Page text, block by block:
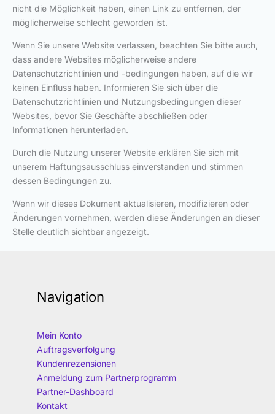
nicht die Möglichkeit haben, einen Link zu entfernen, der
möglicherweise schlecht geworden ist.
Wenn Sie unsere Website verlassen, beachten Sie bitte auch,
dass andere Websites möglicherweise andere
Datenschutzrichtlinien und -bedingungen haben, auf die wir
keinen Einfluss haben. Informieren Sie sich über die
Datenschutzrichtlinien und Nutzungsbedingungen dieser
Websites, bevor Sie Geschäfte abschließen oder
Informationen herunterladen.
Durch die Nutzung unserer Website erklären Sie sich mit
unserem Haftungsausschluss einverstanden und stimmen
dessen Bedingungen zu.
Wenn wir dieses Dokument aktualisieren, modifizieren oder
Änderungen vornehmen, werden diese Änderungen an dieser
Stelle deutlich sichtbar angezeigt.
Navigation
Mein Konto
Auftragsverfolgung
Kundenrezensionen
Anmeldung zum Partnerprogramm
Partner-Dashboard
Kontakt